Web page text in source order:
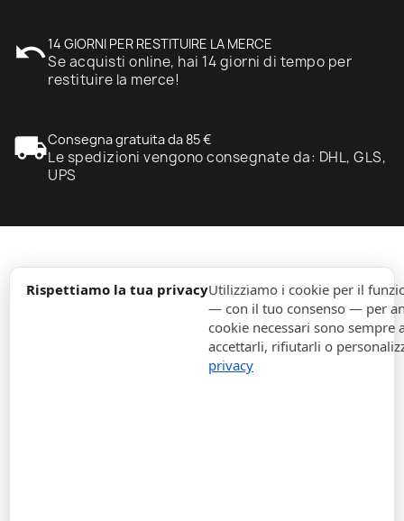
Rispettiamo la tua privacyUtilizziamo i cookie per il
— con il tuo consenso — per
cookie necessari sono
accettarli, rifiutarli o
privacy
undo14 GIORNI PER RESTITUIRE LA MERCE
Se acquisti online, hai 14 giorni di tempo per
restituire la merce!
local_shippingConsegna gratuita da 85 €
Le spedizioni vengono consegnate da: DHL, GLS,
UPS
expand_more
expand_more